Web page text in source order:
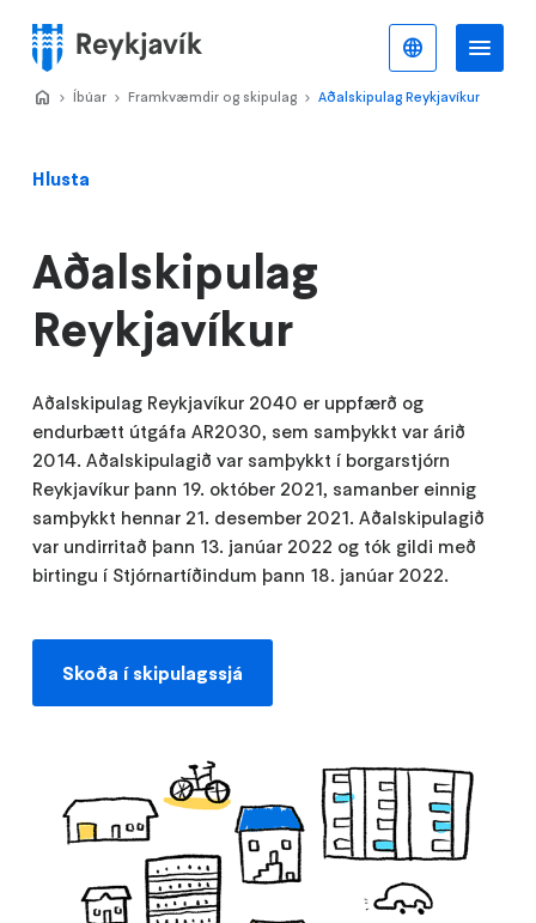
meginefni
Valmynd
Hlusta
Aðalskipulag
Reykjavíkur
Aðalskipulag Reykjavíkur 2040 er uppfærð og
endurbætt útgáfa AR2030, sem samþykkt var árið
2014. Aðalskipulagið var samþykkt í borgarstjórn
Reykjavíkur þann 19. október 2021, samanber einnig
samþykkt hennar 21. desember 2021. Aðalskipulagið
var undirritað þann 13. janúar 2022 og tók gildi með
birtingu í Stjórnartíðindum þann 18. janúar 2022.
Skoða í skipulagssjá
Home
>
Íbúar >
Framkvæmdir og skipulag >
Aðalskipulag Reykjavíkur
Íslenska